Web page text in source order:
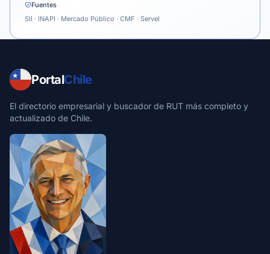
Fuentes
SII · INAPI · Mercado Público · CMF · Servel
PortalChile
El directorio empresarial y buscador de RUT más completo y
actualizado de Chile.